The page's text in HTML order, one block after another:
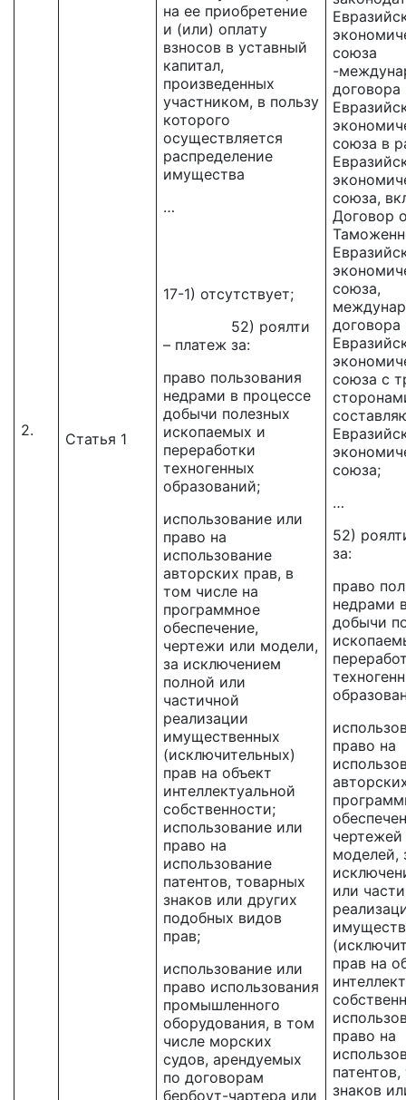
2. Статья 1
на ее приобретение
и (или) оплату
взносов в уставный
капитал,
произведенных
участником, в пользу
которого
осуществляется
распределение
имущества
…
17-1) отсутствует;
52) роялти
– платеж за:
право пользования
недрами в процессе
добычи полезных
ископаемых и
переработки
техногенных
образований;
использование или
право на
использование
авторских прав, в
том числе на
программное
обеспечение,
чертежи или модели,
за исключением
полной или
частичной
реализации
имущественных
(исключительных)
прав на объект
интеллектуальной
собственности;
использование или
право на
использование
патентов, товарных
знаков или других
подобных видов
прав;
использование или
право использования
промышленного
оборудования, в том
числе морских
судов, арендуемых
по договорам
бербоут-чартера или
союза
-
договора
союза в
союза,
Договор
союза,
договора
союза с
союза;
…
52)
за:
право
недрами
добычи
право на
моделей,
или
прав на
право на
знаков